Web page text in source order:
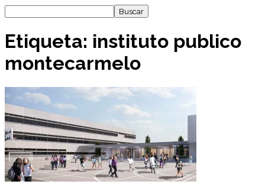
Etiqueta: instituto publico
montecarmelo